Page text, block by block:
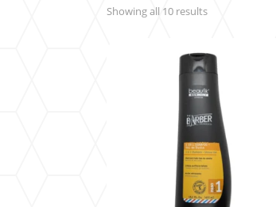
Showing all 10 resultsSorted